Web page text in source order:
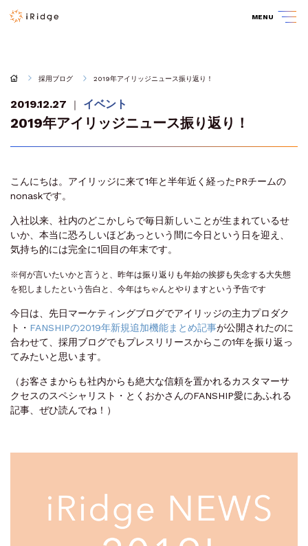
MENU
採用ブログ 2019年アイリッジニュース振り返り！
2019.12.27 ｜ イベント
2019年アイリッジニュース振り返り！
こんにちは。アイリッジに来て1年と半年近く経ったPRチームの
nonaskです。
入社以来、社内のどこかしらで毎日新しいことが生まれているせ
いか、本当に恐ろしいほどあっという間に今日という日を迎え、
気持ち的には完全に1回目の年末です。
※何が言いたいかと言うと、昨年は振り返りも年始の挨拶も失念する大失態
を犯しましたという告白と、今年はちゃんとやりますという予告です
今日は、先日マーケティングブログでアイリッジの主力プロダク
ト・ FANSHIPの2019年新規追加機能まとめ記事が公開されたのに
合わせて、採用ブログでもプレスリリースからこの1年を振り返っ
てみたいと思います。
（お客さまからも社内からも絶大な信頼を置かれるカスタマーサ
クセスのスペシャリスト・とくおかさんのFANSHIP愛にあふれる
記事、ぜひ読んでね！）